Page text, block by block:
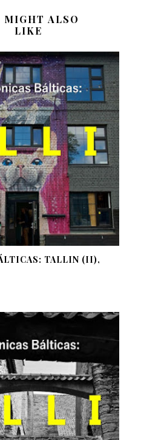
MIGHT ALSO
LIKE
TALLIN (II),